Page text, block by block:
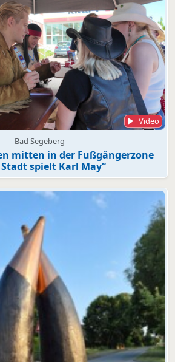
Video
Bad Segeberg
mitten in der Fußgängerzone
Stadt spielt Karl May“